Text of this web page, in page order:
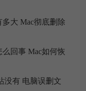
大 Mac彻底删除
回事 Mac如何恢
没有 电脑误删文